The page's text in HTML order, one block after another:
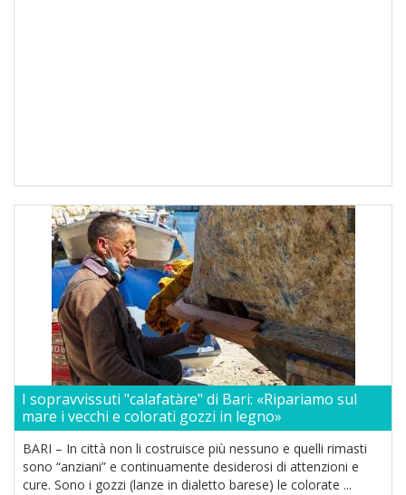
I sopravvissuti "calafatàre" di Bari: «Ripariamo sul
mare i vecchi e colorati gozzi in legno»
BARI – In città non li costruisce più nessuno e quelli rimasti
sono “anziani” e continuamente desiderosi di attenzioni e
cure. Sono i gozzi (lanze in dialetto barese) le colorate ...